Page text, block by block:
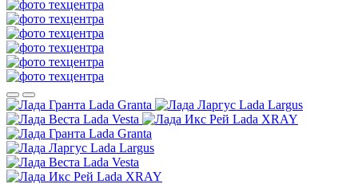
Lada Granta
Lada Largus
Lada Vesta
Lada XRAY
Lada Granta
Lada Largus
Lada Vesta
Lada XRAY